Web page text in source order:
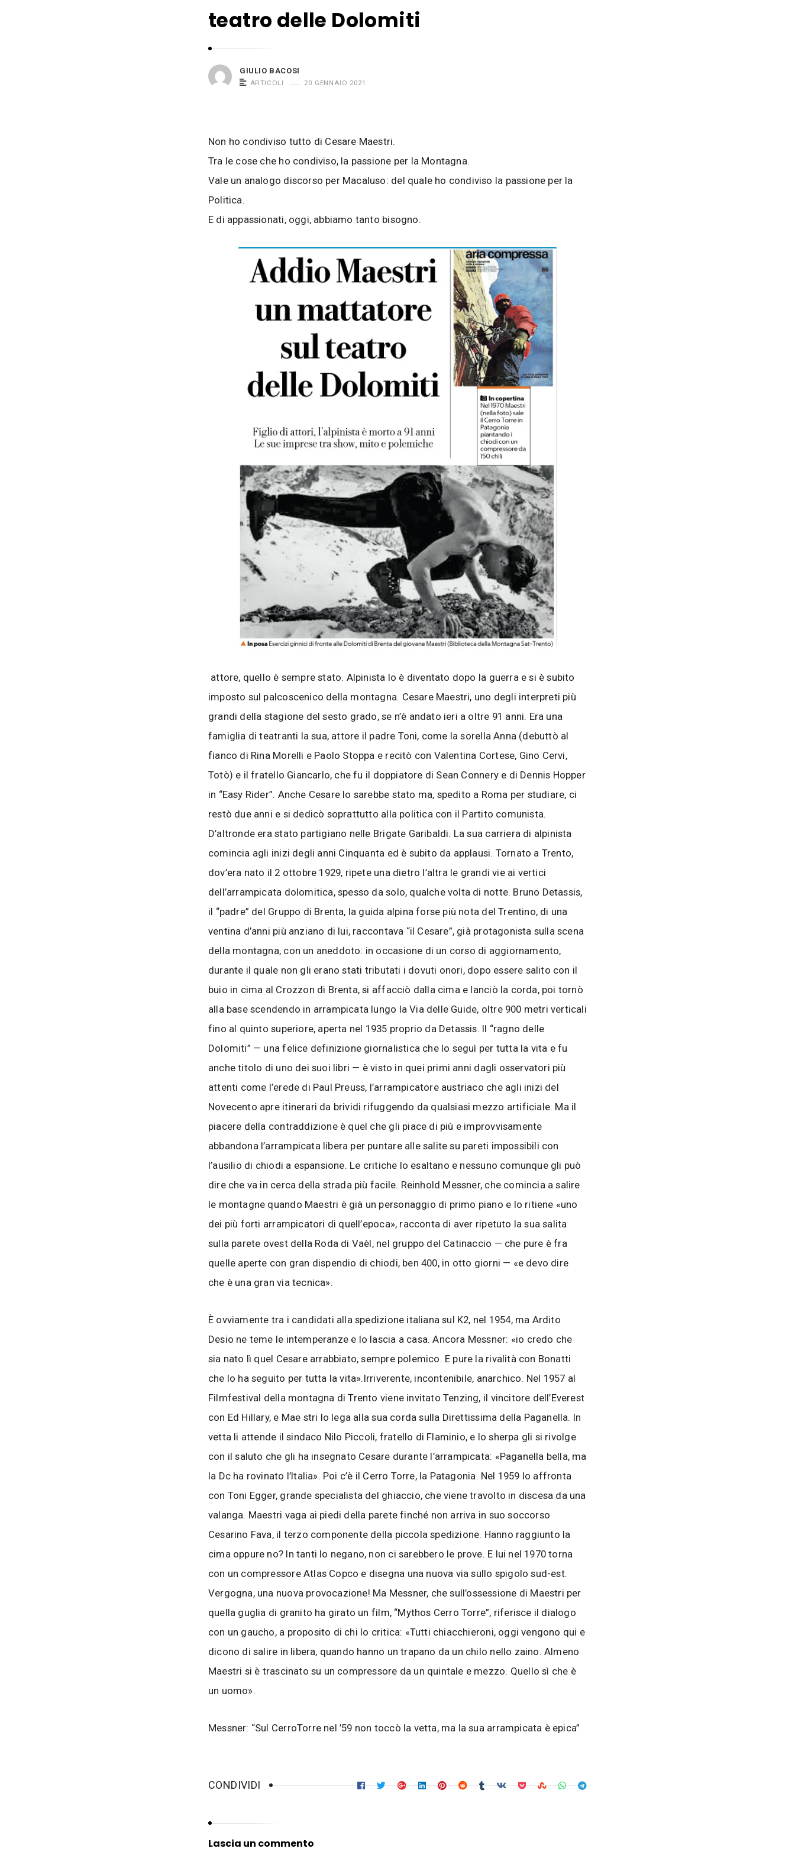
teatro delle Dolomiti
GIULIO BACOSI
ARTICOLI 20 GENNAIO 2021
Non ho condiviso tutto di Cesare Maestri.
Tra le cose che ho condiviso, la passione per la Montagna.
Vale un analogo discorso per Macaluso: del quale ho condiviso la passione per la
Politica.
E di appassionati, oggi, abbiamo tanto bisogno.
attore, quello è sempre stato. Alpinista lo è diventato dopo la guerra e si è subito
imposto sul palcoscenico della montagna. Cesare Maestri, uno degli interpreti più
grandi della stagione del sesto grado, se n’è andato ieri a oltre 91 anni. Era una
famiglia di teatranti la sua, attore il padre Toni, come la sorella Anna (debuttò al
fianco di Rina Morelli e Paolo Stoppa e recitò con Valentina Cortese, Gino Cervi,
Totò) e il fratello Giancarlo, che fu il doppiatore di Sean Connery e di Dennis Hopper
in “Easy Rider”. Anche Cesare lo sarebbe stato ma, spedito a Roma per studiare, ci
restò due anni e si dedicò soprattutto alla politica con il Partito comunista.
D’altronde era stato partigiano nelle Brigate Garibaldi. La sua carriera di alpinista
comincia agli inizi degli anni Cinquanta ed è subito da applausi. Tornato a Trento,
dov’era nato il 2 ottobre 1929, ripete una dietro l’altra le grandi vie ai vertici
dell’arrampicata dolomitica, spesso da solo, qualche volta di notte. Bruno Detassis,
il “padre” del Gruppo di Brenta, la guida alpina forse più nota del Trentino, di una
ventina d’anni più anziano di lui, raccontava “il Cesare”, già protagonista sulla scena
della montagna, con un aneddoto: in occasione di un corso di aggiornamento,
durante il quale non gli erano stati tributati i dovuti onori, dopo essere salito con il
buio in cima al Crozzon di Brenta, si affacciò dalla cima e lanciò la corda, poi tornò
alla base scendendo in arrampicata lungo la Via delle Guide, oltre 900 metri verticali
fino al quinto superiore, aperta nel 1935 proprio da Detassis. Il “ragno delle
Dolomiti” — una felice definizione giornalistica che lo seguì per tutta la vita e fu
anche titolo di uno dei suoi libri — è visto in quei primi anni dagli osservatori più
attenti come l’erede di Paul Preuss, l’arrampicatore austriaco che agli inizi del
Novecento apre itinerari da brividi rifuggendo da qualsiasi mezzo artificiale. Ma il
piacere della contraddizione è quel che gli piace di più e improvvisamente
abbandona l’arrampicata libera per puntare alle salite su pareti impossibili con
l’ausilio di chiodi a espansione. Le critiche lo esaltano e nessuno comunque gli può
dire che va in cerca della strada più facile. Reinhold Messner, che comincia a salire
le montagne quando Maestri è già un personaggio di primo piano e lo ritiene «uno
dei più forti arrampicatori di quell’epoca», racconta di aver ripetuto la sua salita
sulla parete ovest della Roda di Vaèl, nel gruppo del Catinaccio — che pure è fra
quelle aperte con gran dispendio di chiodi, ben 400, in otto giorni — «e devo dire
che è una gran via tecnica».
È ovviamente tra i candidati alla spedizione italiana sul K2, nel 1954, ma Ardito
Desio ne teme le intemperanze e lo lascia a casa. Ancora Messner: «io credo che
sia nato lì quel Cesare arrabbiato, sempre polemico. E pure la rivalità con Bonatti
che lo ha seguito per tutta la vita».Irriverente, incontenibile, anarchico. Nel 1957 al
Filmfestival della montagna di Trento viene invitato Tenzing, il vincitore dell’Everest
con Ed Hillary, e Mae stri lo lega alla sua corda sulla Direttissima della Paganella. In
vetta li attende il sindaco Nilo Piccoli, fratello di Flaminio, e lo sherpa gli si rivolge
con il saluto che gli ha insegnato Cesare durante l’arrampicata: «Paganella bella, ma
la Dc ha rovinato l’Italia». Poi c’è il Cerro Torre, la Patagonia. Nel 1959 lo affronta
con Toni Egger, grande specialista del ghiaccio, che viene travolto in discesa da una
valanga. Maestri vaga ai piedi della parete finché non arriva in suo soccorso
Cesarino Fava, il terzo componente della piccola spedizione. Hanno raggiunto la
cima oppure no? In tanti lo negano, non ci sarebbero le prove. E lui nel 1970 torna
con un compressore Atlas Copco e disegna una nuova via sullo spigolo sud-est.
Vergogna, una nuova provocazione! Ma Messner, che sull’ossessione di Maestri per
quella guglia di granito ha girato un film, “Mythos Cerro Torre”, riferisce il dialogo
con un gaucho, a proposito di chi lo critica: «Tutti chiacchieroni, oggi vengono qui e
dicono di salire in libera, quando hanno un trapano da un chilo nello zaino. Almeno
Maestri si è trascinato su un compressore da un quintale e mezzo. Quello sì che è
un uomo».
Messner: “Sul CerroTorre nel ’59 non toccò la vetta, ma la sua arrampicata è epica”
‫CONDIVIDI
Lascia un commento